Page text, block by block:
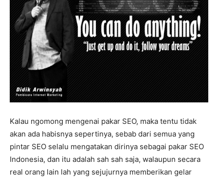
Kalau ngomong mengenai pakar SEO, maka tentu tidak
akan ada habisnya sepertinya, sebab dari semua yang
pintar SEO selalu mengatakan dirinya sebagai pakar SEO
Indonesia, dan itu adalah sah sah saja, walaupun secara
real orang lain lah yang sejujurnya memberikan gelar